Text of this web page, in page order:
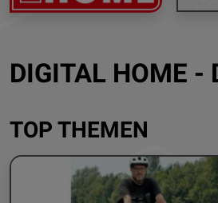
DIGITAL HOME
TOP THEMEN